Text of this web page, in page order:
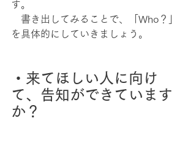
す。
書き出してみることで、「Who？」
を具体的にしていきましょう。
・来てほしい人に向け
て、告知ができています
か？